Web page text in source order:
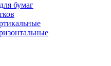
бумаг